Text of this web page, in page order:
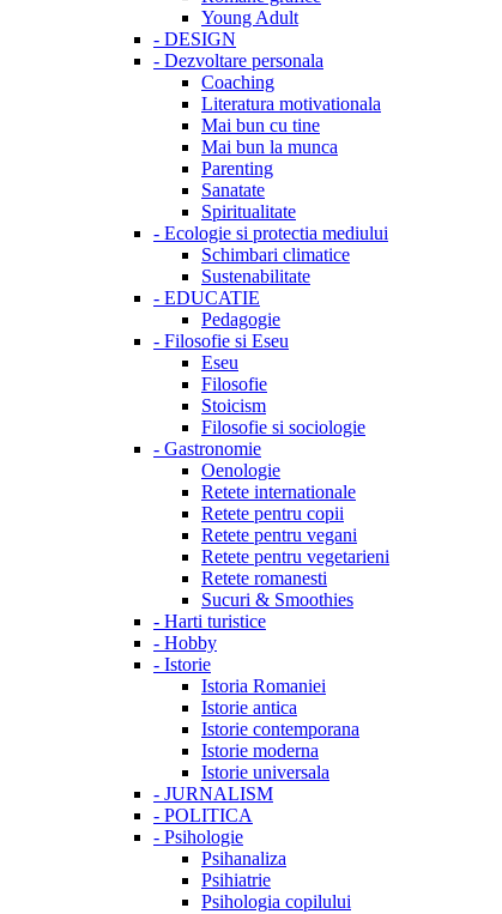
Young Adult
- DESIGN
- Dezvoltare personala
Coaching
Literatura motivationala
Mai bun cu tine
Mai bun la munca
Parenting
Sanatate
Spiritualitate
- Ecologie si protectia mediului
Schimbari climatice
Sustenabilitate
- EDUCATIE
Pedagogie
- Filosofie si Eseu
Eseu
Filosofie
Stoicism
Filosofie si sociologie
- Gastronomie
Oenologie
Retete internationale
Retete pentru copii
Retete pentru vegani
Retete pentru vegetarieni
Retete romanesti
Sucuri & Smoothies
- Harti turistice
- Hobby
- Istorie
Istoria Romaniei
Istorie antica
Istorie contemporana
Istorie moderna
Istorie universala
- JURNALISM
- POLITICA
- Psihologie
Psihanaliza
Psihiatrie
Psihologia copilului